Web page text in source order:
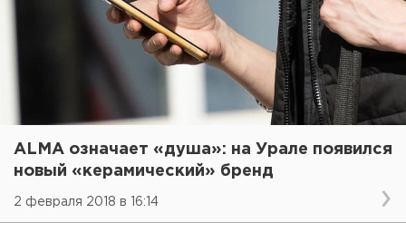
ALMA означает «душа»: на Урале появился
новый «керамический» бренд
2 февраля 2018 в 16:14